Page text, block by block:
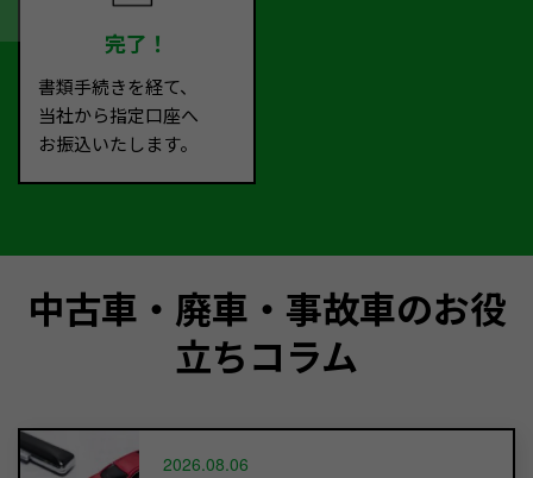
完了！
書類手続きを経て、
当社から指定口座へ
お振込いたします。
中古車・廃車・事故車のお役
立ちコラム
2026.08.06